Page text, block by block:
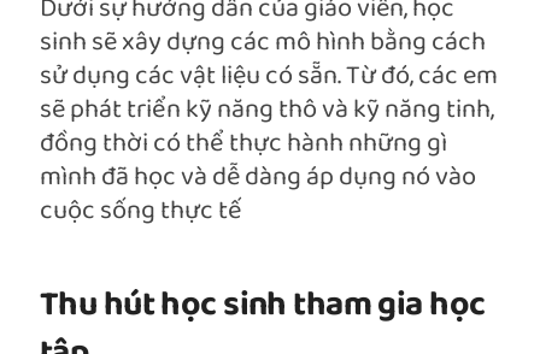
Dưới sự hướng dẫn của giáo viên, học
sinh sẽ xây dựng các mô hình bằng cách
sử dụng các vật liệu có sẵn. Từ đó, các em
sẽ phát triển kỹ năng thô và kỹ năng tinh,
đồng thời có thể thực hành những gì
mình đã học và dễ dàng áp dụng nó vào
cuộc sống thực tế
Thu hút học sinh tham gia học